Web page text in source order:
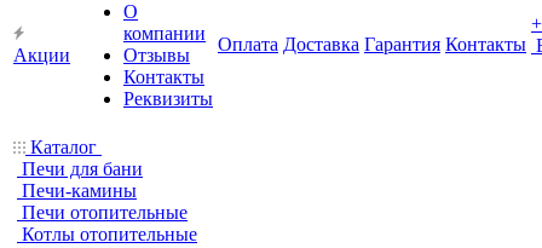
Акции
О
компании
Отзывы
Контакты
Реквизиты
Оплата Доставка Гарантия Контакты
+
Каталог
Печи для бани
Печи-камины
Печи отопительные
Котлы отопительные